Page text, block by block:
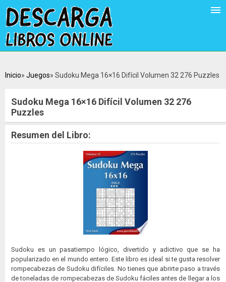
Inicio Juegos Sudoku Mega 16×16 Difícil Volumen 32 276 Puzzles
Sudoku Mega 16×16 Difícil Volumen 32 276
Puzzles
Resumen del Libro:
Sudoku es un pasatiempo lógico, divertido y adictivo que se ha
popularizado en el mundo entero. Este libro es ideal si te gusta resolver
rompecabezas de Sudoku difíciles. No tienes que abrirte paso a través
de toneladas de rompecabezas de Sudoku fáciles antes de llegar a los